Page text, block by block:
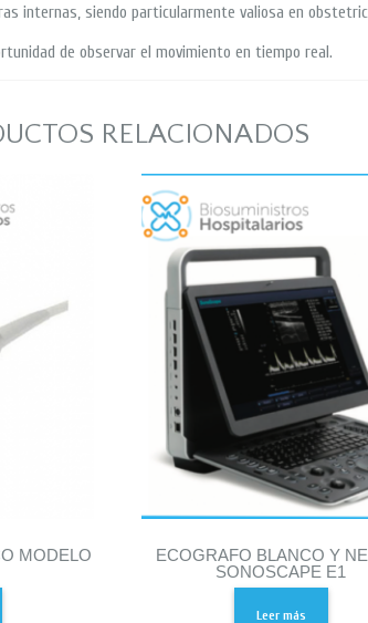
internas, siendo particularmente valiosa en
de observar el movimiento en tiempo real.
RELACIONADOS
MODELO
ECOGRAFO BLANCO Y
SONOSCAPE E1
Leer más